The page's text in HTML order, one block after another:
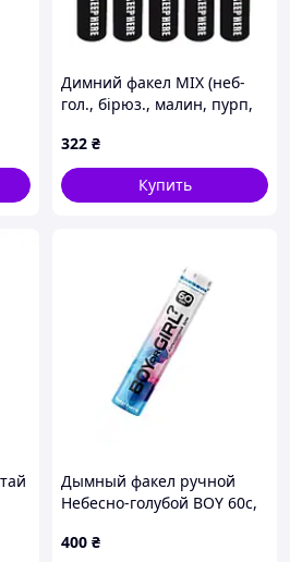
Димний факел MIX (неб-
гол., бірюз., малин, пурп,
УП. 5ШТ, MAXSEM
322 ₴
Купить
Дымный факел ручной
Небесно-голубой BOY 60с,
400 ₴